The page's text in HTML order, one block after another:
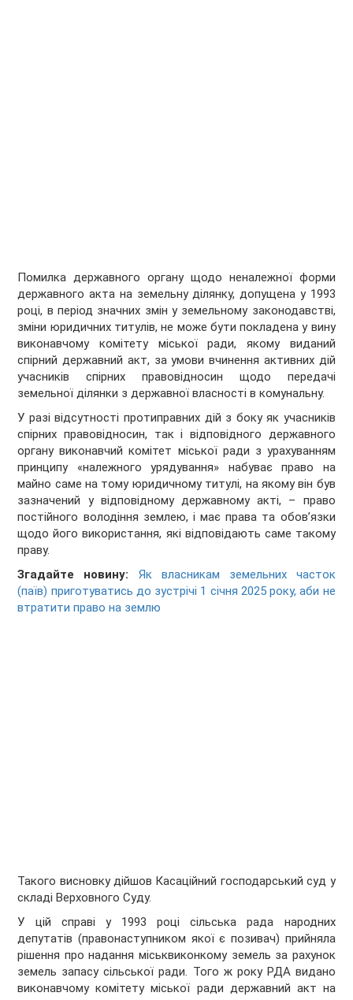
Помилка державного органу щодо неналежної форми
державного акта на земельну ділянку, допущена у 1993
році, в період значних змін у земельному законодавстві,
зміни юридичних титулів, не може бути покладена у вину
виконавчому комітету міської ради, якому виданий
спірний державний акт, за умови вчинення активних дій
учасників спірних правовідносин щодо передачі
земельної ділянки з державної власності в комунальну.
У разі відсутності протиправних дій з боку як учасників
спірних правовідносин, так і відповідного державного
органу виконавчий комітет міської ради з урахуванням
принципу «належного урядування» набуває право на
майно саме на тому юридичному титулі, на якому він був
зазначений у відповідному державному акті, – право
постійного володіння землею, і має права та обов’язки
щодо його використання, які відповідають саме такому
праву.
Згадайте новину:
Як власникам земельних часток
(паїв) приготуватись до зустрічі 1 січня 2025 року, аби не
втратити право на землю
Такого висновку дійшов Касаційний господарський суд у
складі Верховного Суду.
У цій справі у 1993 році сільська рада народних
депутатів (правонаступником якої є позивач) прийняла
рішення про надання міськвиконкому земель за рахунок
земель запасу сільської ради. Того ж року РДА видано
виконавчому комітету міської ради державний акт на